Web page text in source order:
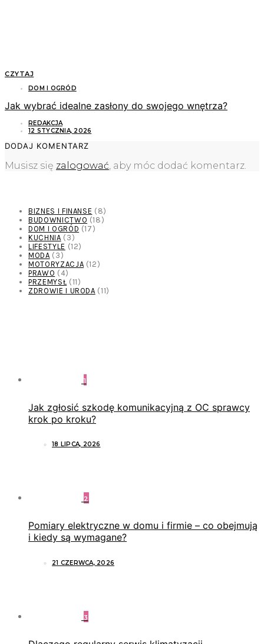
CZYTAJ
DOM I OGRÓD
Jak wybrać idealne zasłony do swojego wnętrza?
REDAKCJA
12 STYCZNIA, 2026
DODAJ KOMENTARZ
Musisz się zalogować, aby móc dodać komentarz.
BIZNES I FINANSE (8)
BUDOWNICTWO (18)
DOM I OGRÓD (17)
KUCHNIA (3)
LIFESTYLE (12)
MODA (3)
MOTORYZACJA (12)
PRAWO (4)
PRZEMYSŁ (11)
ZDROWIE I URODA (11)
1
Jak zgłosić szkodę komunikacyjną z OC sprawcy
krok po kroku?
18 LIPCA, 2026
2
Pomiary elektryczne w domu i firmie – co obejmują
i kiedy są wymagane?
21 CZERWCA, 2026
3